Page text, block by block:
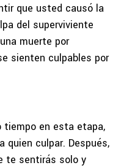
que usted causó la
del superviviente
muerte por
sienten culpables por
tiempo en esta etapa,
quien culpar. Después,
te sentirás solo y